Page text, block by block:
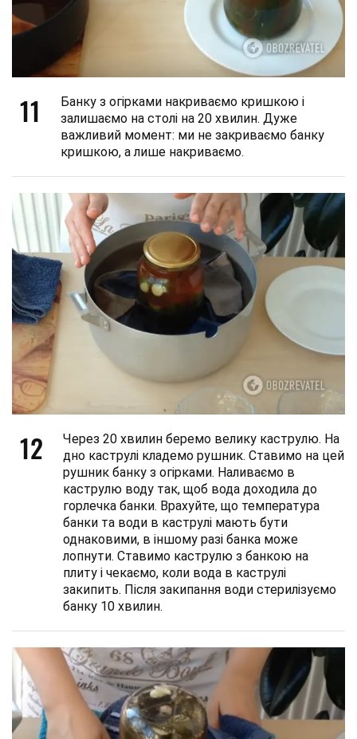
11
Банку з огірками накриваємо кришкою і
залишаємо на столі на 20 хвилин. Дуже
важливий момент: ми не закриваємо банку
кришкою, а лише накриваємо.
12
Через 20 хвилин беремо велику каструлю. На
дно каструлі кладемо рушник. Ставимо на цей
рушник банку з огірками. Наливаємо в
каструлю воду так, щоб вода доходила до
горлечка банки. Врахуйте, що температура
банки та води в каструлі мають бути
однаковими, в іншому разі банка може
лопнути. Ставимо каструлю з банкою на
плиту і чекаємо, коли вода в каструлі
закипить. Після закипання води стерилізуємо
банку 10 хвилин.